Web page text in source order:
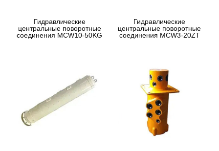
Гидравлические
центральные поворотные
соединения MCW10-50KG
Гидравлические
центральные поворотные
соединения MCW3-20ZT